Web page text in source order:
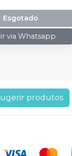
Esgotado
via Whatsapp
produtos